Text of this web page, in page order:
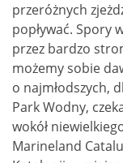
przeróżnych
popływać. Spory
przez bardzo
możemy sobie
o najmłodszych,
Park Wodny,
wokół
Marineland